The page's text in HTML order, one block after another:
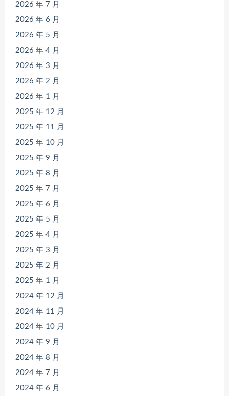
2026 年 7 月
2026 年 6 月
2026 年 5 月
2026 年 4 月
2026 年 3 月
2026 年 2 月
2026 年 1 月
2025 年 12 月
2025 年 11 月
2025 年 10 月
2025 年 9 月
2025 年 8 月
2025 年 7 月
2025 年 6 月
2025 年 5 月
2025 年 4 月
2025 年 3 月
2025 年 2 月
2025 年 1 月
2024 年 12 月
2024 年 11 月
2024 年 10 月
2024 年 9 月
2024 年 8 月
2024 年 7 月
2024 年 6 月